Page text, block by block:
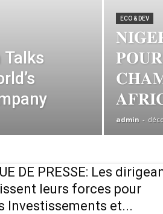
Talks
ECO & DEV
admin -
DE PRESSE: Les
leurs forces pour
Investissements et...